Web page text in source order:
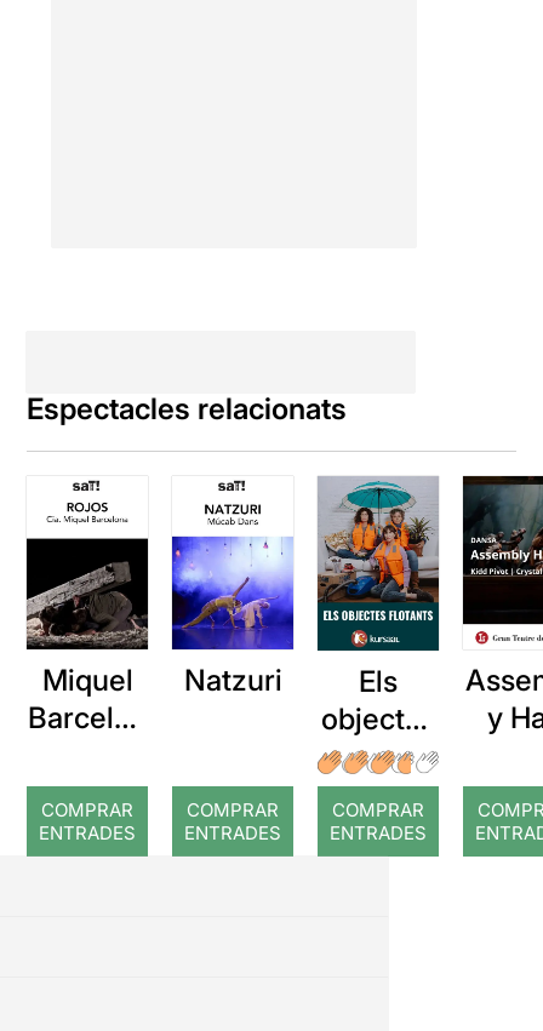
Espectacles relacionats
Miquel
Barcelon
COMPRAR
ENTRADES
Natzuri
COMPRAR
ENTRADES
Els
objectes
flotants
(després
de la
tempest
COMPRAR
ENTRADES
y